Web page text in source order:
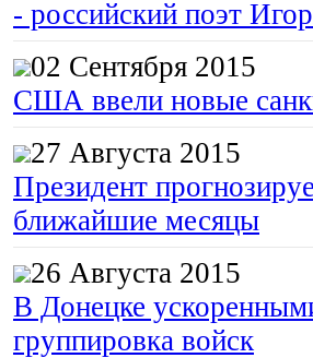
- российский поэт
02 Сентября 2015
США ввели новые
27 Августа 2015
Президент
ближайшие месяцы
26 Августа 2015
В Донецке
группировка войск